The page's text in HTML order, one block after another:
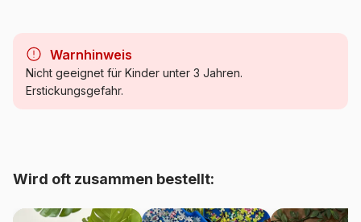
Kategorie
Schaufenster und
Artikelnummer Gibsons-G6400
Warnhinweis
Nicht geeignet für Kinder unter 3 Jahren.
Erstickungsgefahr.
Wird oft zusammen bestellt: